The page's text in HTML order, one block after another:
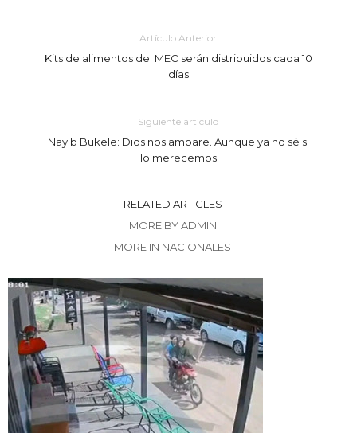
Artículo Anterior
Kits de alimentos del MEC serán distribuidos cada 10
días
Siguiente artículo
Nayib Bukele: Dios nos ampare. Aunque ya no sé si
lo merecemos
RELATED ARTICLES
MORE BY ADMIN
MORE IN NACIONALES